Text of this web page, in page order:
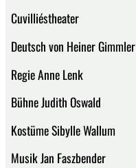
Cuvilliéstheater
Deutsch von Heiner Gimmler
Regie Anne Lenk
Bühne Judith Oswald
Kostüme Sibylle Wallum
Musik Jan Faszbender